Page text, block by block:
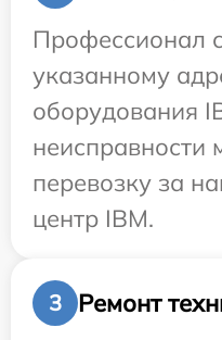
Профессионал
указанному
оборудования
неисправности
перевозку за
центр IBM.
3
Ремонт